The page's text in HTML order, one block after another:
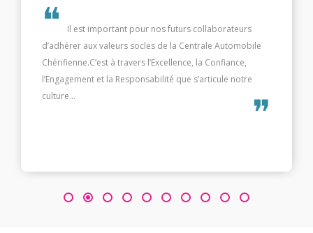
❝ Parce que la culture façonne tout : elle guide nos
actions, nos décisions et notre réussite.Un candidat
aligné avec nos valeurs s’intègre naturellement, crée une
synergie avec ses collègues et propulse notre vision
commune.In...
3